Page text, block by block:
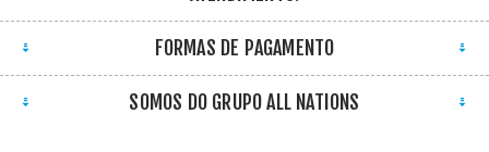
FORMAS DE PAGAMENTO
SOMOS DO GRUPO ALL NATIONS